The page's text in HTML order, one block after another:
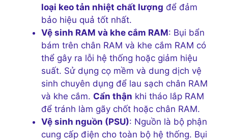
loại keo tản nhiệt chất lượng để đảm
bảo hiệu quả tốt nhất.
Vệ sinh RAM và khe cắm RAM: Bụi bẩn
bám trên chân RAM và khe cắm RAM có
thể gây ra lỗi hệ thống hoặc giảm hiệu
suất. Sử dụng cọ mềm và dung dịch vệ
sinh chuyên dụng để lau sạch chân RAM
và khe cắm. Cẩn thận khi tháo lắp RAM
để tránh làm gãy chốt hoặc chân RAM.
Vệ sinh nguồn (PSU): Nguồn là bộ phận
cung cấp điện cho toàn bộ hệ thống. Bụi